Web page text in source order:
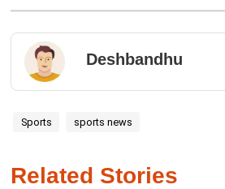
Deshbandhu
Sports sports news
Related Stories